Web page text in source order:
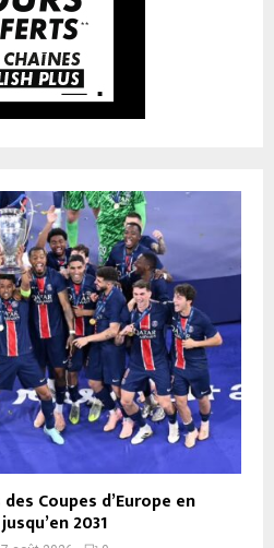
Coupes d’Europe en
2031